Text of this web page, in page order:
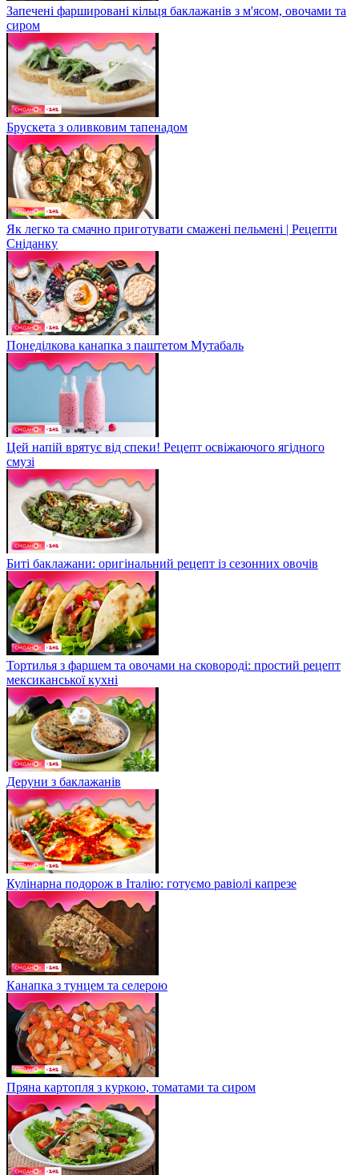
Запечені фаршировані кільця баклажанів з м'ясом, овочами та
сиром
Брускета з оливковим тапенадом
Як легко та смачно приготувати смажені пельмені | Рецепти
Сніданку
Понеділкова канапка з паштетом Мутабаль
Цей напій врятує від спеки! Рецепт освіжаючого ягідного
смузі
Биті баклажани: оригінальний рецепт із сезонних овочів
Тортилья з фаршем та овочами на сковороді: простий рецепт
мексиканської кухні
Деруни з баклажанів
Кулінарна подорож в Італію: готуємо равіолі капрезе
Канапка з тунцем та селерою
Пряна картопля з куркою, томатами та сиром